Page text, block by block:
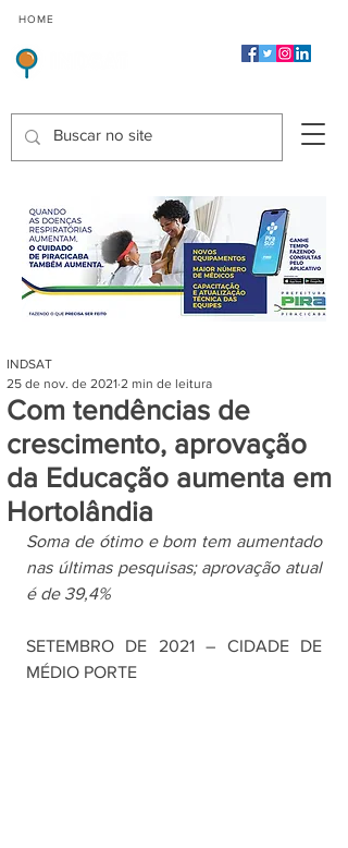
HOME
Com tendências de
crescimento, aprovação
da Educação aumenta em
Hortolândia
INDSAT
25 de nov. de 2021 2 min de leitura
Soma de ótimo e bom tem aumentado
nas últimas pesquisas; aprovação atual
é de 39,4%
SETEMBRO DE 2021 – CIDADE DE
MÉDIO PORTE